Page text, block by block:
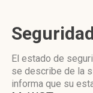
El estado de
se describe de la
informa que su